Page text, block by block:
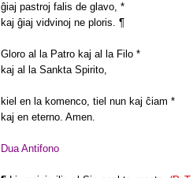
ĝiaj pastroj falis de glavo, *
kaj ĝiaj vidvinoj ne ploris. ¶
Gloro al la Patro kaj al la Filo *
kaj al la Sankta Spirito,
kiel en la komenco, tiel nun kaj ĉiam *
kaj en eterno. Amen.
Dua Antifono